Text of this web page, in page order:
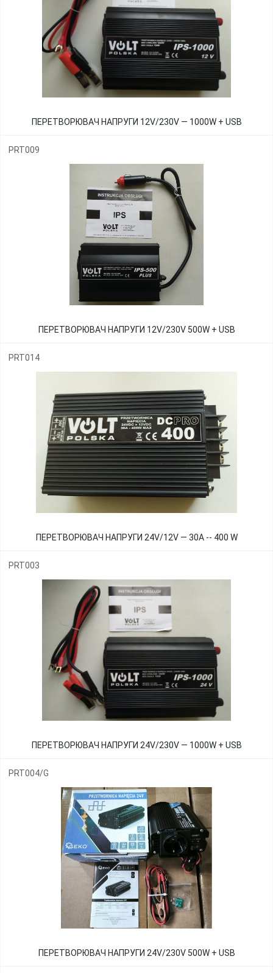
ПЕРЕТВОРЮВАЧ НАПРУГИ 12V/230V — 1000W + USB
PRT009
ПЕРЕТВОРЮВАЧ НАПРУГИ 12V/230V 500W + USB
PRT014
ПЕРЕТВОРЮВАЧ НАПРУГИ 24V/12V — 30А -- 400 W
PRT003
ПЕРЕТВОРЮВАЧ НАПРУГИ 24V/230V — 1000W + USB
PRT004/G
ПЕРЕТВОРЮВАЧ НАПРУГИ 24V/230V 500W + USB